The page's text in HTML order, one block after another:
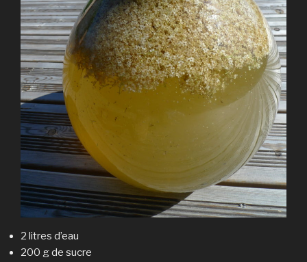
2 litres d’eau
200 g de sucre